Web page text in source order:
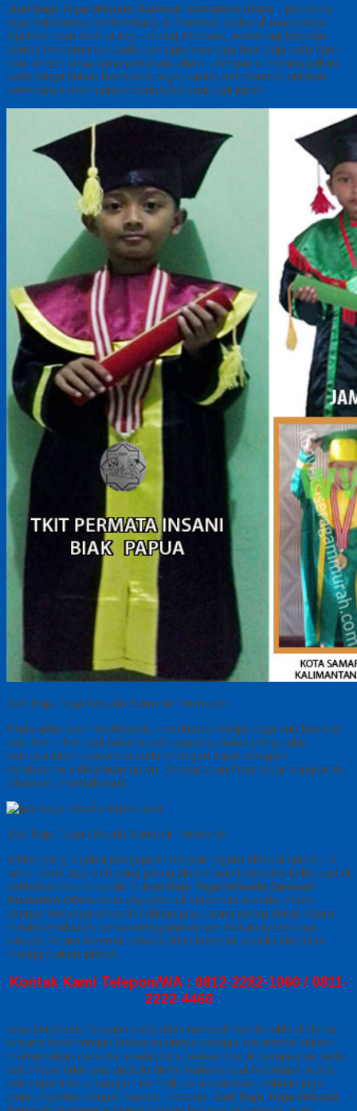
Jual Baju Toga Wisuda Samosir Sumatera Utara :: peristiwa
toga seterusnya berkembang di Romawi, waktu di mana toga
dijadikan baju oleh orang – orang Romawi, waktu lagi berjalan
seiring bersamanya waktu penggunaan toga buat baju satu hari –
hari, lantas lama-lama perlahan-lahan – tempat di meninggalkan
serta tetapi bukan bermakna toga namun ada transisi lantaran
seterusnya mempunyai bentuk berganti jadi jubah.
Jual Baju Toga Wisuda Samosir Termurah
Pada akhirnya modifikasi itu membawa derajat toga dari busana
satu hari – hari jadi busana sah upacara, mana yang salah
satunya ialah upacara wisuda Di negeri barat seragam
kelulusannya dikatakan gown. Sesaat wujud topi bujur sangkar itu
dikatakan mortarboard.
Jual Baju Toga Wisuda Samosir Termurah
Waktu yang dipakai pengajaran banyak ragam dimulai dari 3 – 6
tahun serta apa sich yang paling dinanti-nanti sewaktu kelulusan di
beritakan di kursi kuliah ? Jual Baju Toga Wisuda Samosir
Sumatera Utara tentu saja kecuali seremoni wisuda, photo
dengan keluarga terkasih bahkan juga orang paling dekat dalam
meniti kehidupan, serta menggunakan perabotan jubah toga
wisuda, Acara keramat wisuda tidak komplet apabila kita tidak
menggunakan jubbah,
Kontak Kami Telepon/WA : 0812-2282-1060 / 0811-
2222-4460
toga betul-betul busana yang tidak nampak fashionable di dunia
busana bakal tetapin kesakraalannya sebagai barometer dalam
mementukan cara ide selanjutnya selesai meniti pengajaran serta
betul-betul tidak pas apabila dimanfaatkan buat beberapa acara
sah seperti ke undangan, ke mall, ke universitas, bahkan juga
waktu ngedate dengan kawan – kawan, Jual Baju Toga Wisuda